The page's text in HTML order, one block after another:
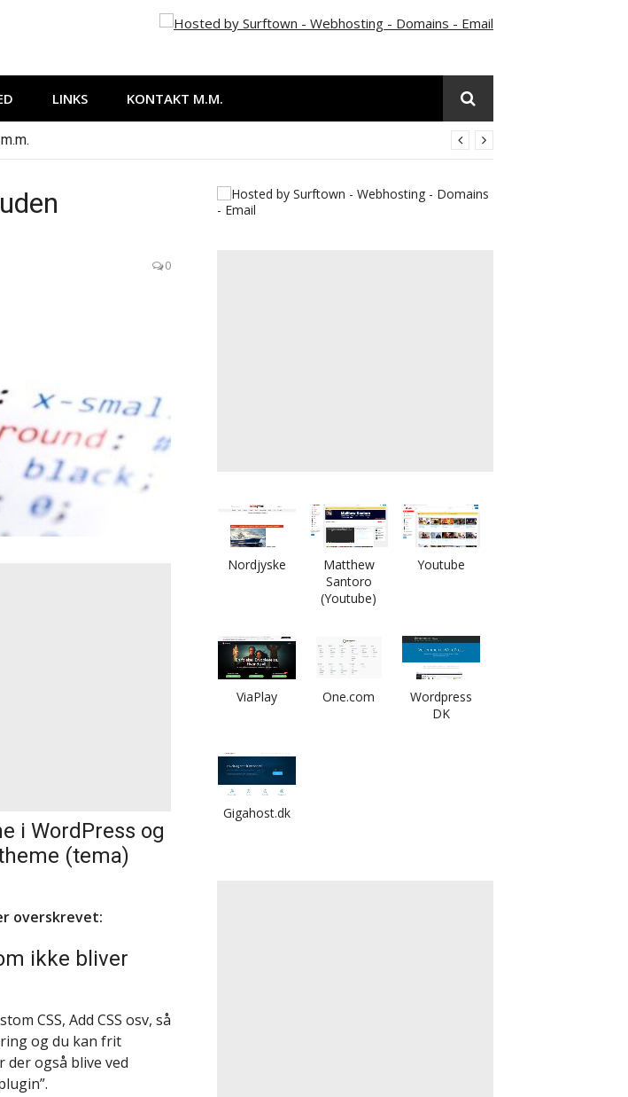
falder mig ind…
LINKS KONTAKT M.M.
0
i WordPress og
(tema)
overskrevet:
ikke bliver
CSS, Add CSS osv, så
og du kan frit
også blive ved
Nordjyske
Matthew
Santoro
(Youtube)
Youtube
ViaPlay One.com
Wordpress
DK
Gigahost.dk